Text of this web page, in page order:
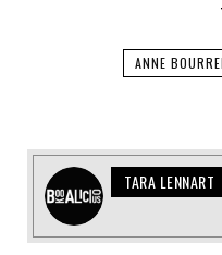
ANNE BOURREL
TARA LENNART